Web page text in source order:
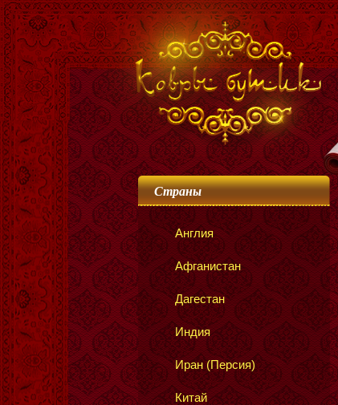
Страны
Англия
Афганистан
Дагестан
Индия
Иран (Персия)
Китай